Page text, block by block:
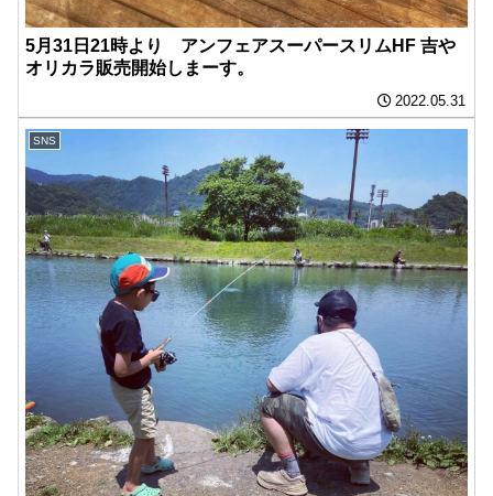
5月31日21時より アンフェアスーパースリムHF 吉や
オリカラ販売開始しまーす。
2022.05.31
SNS